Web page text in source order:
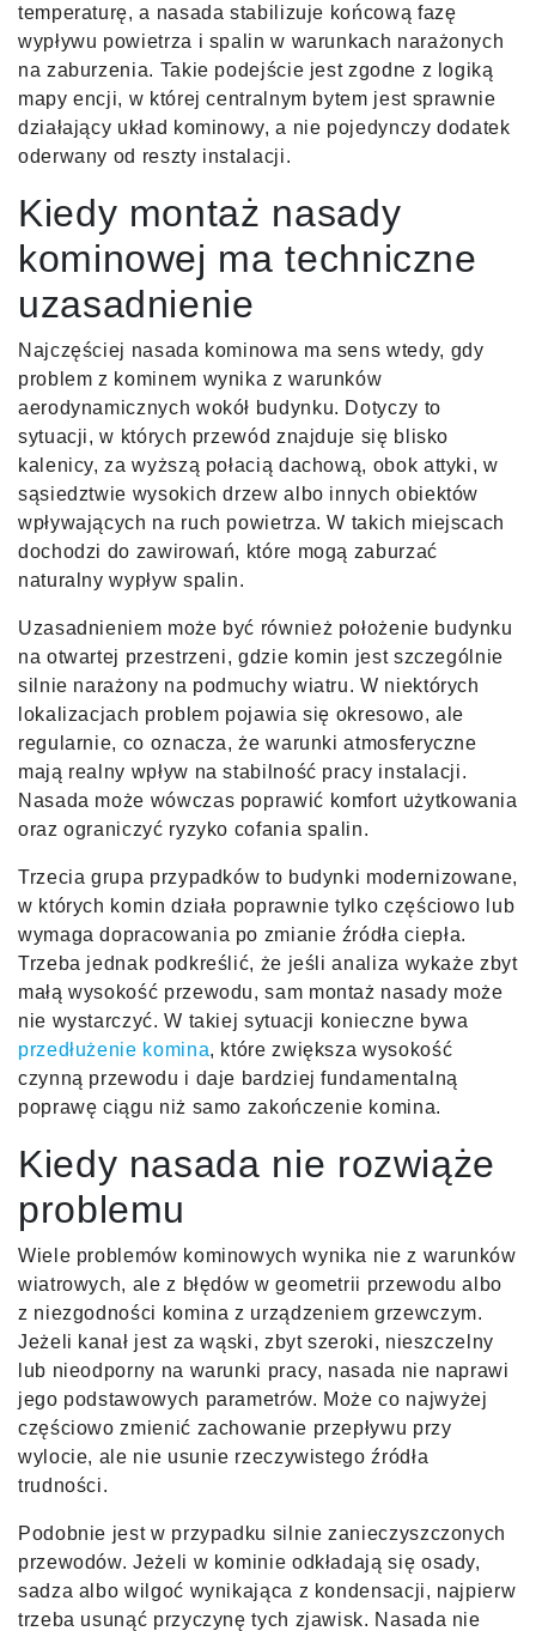
temperaturę, a nasada stabilizuje końcową fazę
wypływu powietrza i spalin w warunkach narażonych
na zaburzenia. Takie podejście jest zgodne z logiką
mapy encji, w której centralnym bytem jest sprawnie
działający układ kominowy, a nie pojedynczy dodatek
oderwany od reszty instalacji.
Kiedy montaż nasady
kominowej ma techniczne
uzasadnienie
Najczęściej nasada kominowa ma sens wtedy, gdy
problem z kominem wynika z warunków
aerodynamicznych wokół budynku. Dotyczy to
sytuacji, w których przewód znajduje się blisko
kalenicy, za wyższą połacią dachową, obok attyki, w
sąsiedztwie wysokich drzew albo innych obiektów
wpływających na ruch powietrza. W takich miejscach
dochodzi do zawirowań, które mogą zaburzać
naturalny wypływ spalin.
Uzasadnieniem może być również położenie budynku
na otwartej przestrzeni, gdzie komin jest szczególnie
silnie narażony na podmuchy wiatru. W niektórych
lokalizacjach problem pojawia się okresowo, ale
regularnie, co oznacza, że warunki atmosferyczne
mają realny wpływ na stabilność pracy instalacji.
Nasada może wówczas poprawić komfort użytkowania
oraz ograniczyć ryzyko cofania spalin.
Trzecia grupa przypadków to budynki modernizowane,
w których komin działa poprawnie tylko częściowo lub
wymaga dopracowania po zmianie źródła ciepła.
Trzeba jednak podkreślić, że jeśli analiza wykaże zbyt
małą wysokość przewodu, sam montaż nasady może
nie wystarczyć. W takiej sytuacji konieczne bywa
przedłużenie komina, które zwiększa wysokość
czynną przewodu i daje bardziej fundamentalną
poprawę ciągu niż samo zakończenie komina.
Kiedy nasada nie rozwiąże
problemu
Wiele problemów kominowych wynika nie z warunków
wiatrowych, ale z błędów w geometrii przewodu albo
z niezgodności komina z urządzeniem grzewczym.
Jeżeli kanał jest za wąski, zbyt szeroki, nieszczelny
lub nieodporny na warunki pracy, nasada nie naprawi
jego podstawowych parametrów. Może co najwyżej
częściowo zmienić zachowanie przepływu przy
wylocie, ale nie usunie rzeczywistego źródła
trudności.
Podobnie jest w przypadku silnie zanieczyszczonych
przewodów. Jeżeli w kominie odkładają się osady,
sadza albo wilgoć wynikająca z kondensacji, najpierw
trzeba usunąć przyczynę tych zjawisk. Nasada nie